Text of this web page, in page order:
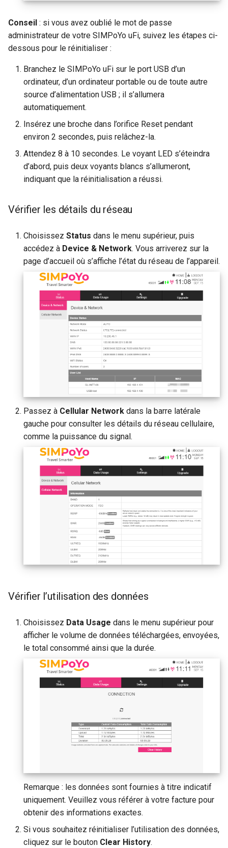
Conseil : si vous avez oublié le mot de passe
administrateur de votre SIMPoYo uFi, suivez les étapes ci-
dessous pour le réinitialiser :
Branchez le SIMPoYo uFi sur le port USB d’un
ordinateur, d’un ordinateur portable ou de toute autre
source d’alimentation USB ; il s’allumera
automatiquement.
Insérez une broche dans l’orifice Reset pendant
environ 2 secondes, puis relâchez-la.
Attendez 8 à 10 secondes. Le voyant LED s’éteindra
d’abord, puis deux voyants blancs s’allumeront,
indiquant que la réinitialisation a réussi.
Vérifier les détails du réseau
Choisissez Status dans le menu supérieur, puis
accédez à Device & Network. Vous arriverez sur la
page d’accueil où s’affiche l’état du réseau de l’appareil.
Passez à Cellular Network dans la barre latérale
gauche pour consulter les détails du réseau cellulaire,
comme la puissance du signal.
Vérifier l’utilisation des données
Choisissez Data Usage dans le menu supérieur pour
afficher le volume de données téléchargées, envoyées,
le total consommé ainsi que la durée.
Remarque : les données sont fournies à titre indicatif
uniquement. Veuillez vous référer à votre facture pour
obtenir des informations exactes.
Si vous souhaitez réinitialiser l’utilisation des données,
cliquez sur le bouton Clear History.